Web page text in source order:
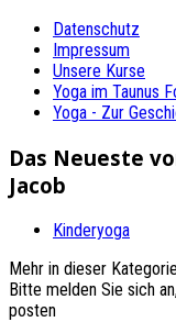
Datenschutz
Impressum
Unsere Kurse
Yoga im Taunus
Yoga - Zur
Das Neueste
Jacob
Kinderyoga
Mehr in dieser
Bitte melden Sie sich
posten